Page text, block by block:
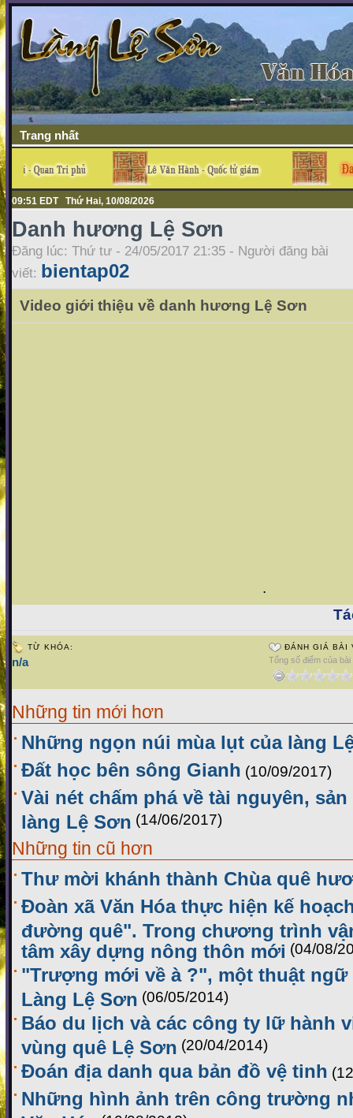
Trang nhất
09:51 EDT Thứ Hai, 10/08/2026
Danh hương Lệ Sơn
Đăng lúc: Thứ tư - 24/05/2017 21:35 - Người đăng bài
viết: bientap02
Video giới thiệu về danh hương Lệ Sơn
.
TỪ KHÓA:
n/a
ĐÁNH GIÁ BÀI
Tổng số điểm của
Những tin mới hơn
Những ngọn núi mùa lụt của làng
Đất học bên sông Gianh (10/09/2017)
Vài nét chấm phá về tài nguyên,
làng Lệ Sơn (14/06/2017)
Những tin cũ hơn
Thư mời khánh thành Chùa quê
Đoàn xã Văn Hóa thực hiện kế
đường quê". Trong chương trình
tâm xây dựng nông thôn mới (04/08/
"Trượng mới về à ?", một thuật ngữ
Làng Lệ Sơn (06/05/2014)
Báo du lịch và các công ty lữ hành
vùng quê Lệ Sơn (20/04/2014)
Đoán địa danh qua bản đồ vệ tinh
Những hình ảnh trên công trường